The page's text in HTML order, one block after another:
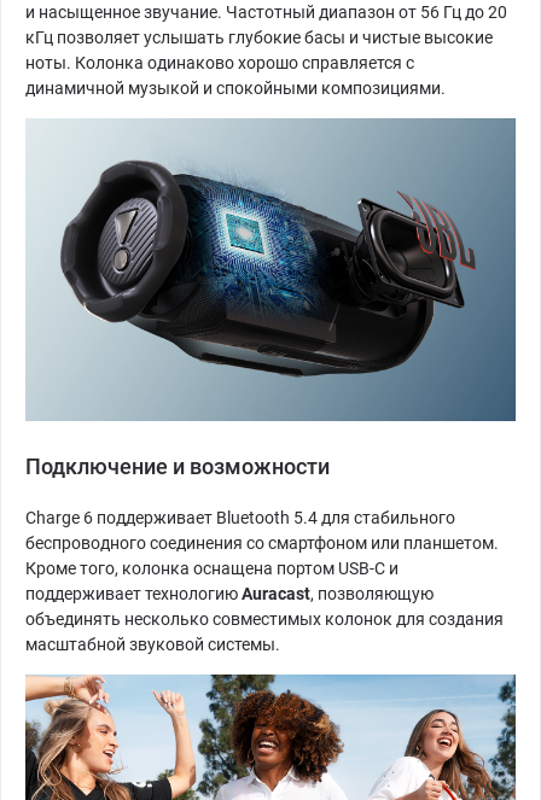
и насыщенное звучание. Частотный диапазон от 56 Гц до 20
кГц позволяет услышать глубокие басы и чистые высокие
ноты. Колонка одинаково хорошо справляется с
динамичной музыкой и спокойными композициями.
Подключение и возможности
Charge 6 поддерживает Bluetooth 5.4 для стабильного
беспроводного соединения со смартфоном или планшетом.
Кроме того, колонка оснащена портом USB-C и
поддерживает технологиюAuracast, позволяющую
объединять несколько совместимых колонок для создания
масштабной звуковой системы.